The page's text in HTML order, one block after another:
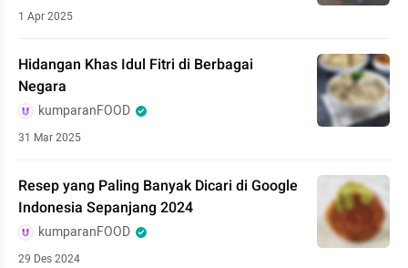
1 Apr 2025
Hidangan Khas Idul Fitri di Berbagai
Negara
kumparanFOOD
31 Mar 2025
Resep yang Paling Banyak Dicari di Google
Indonesia Sepanjang 2024
kumparanFOOD
29 Des 2024